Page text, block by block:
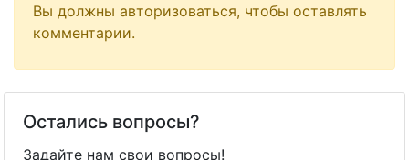
Вы должны авторизоваться, чтобы оставлять
комментарии.
Остались вопросы?
Задайте нам свои вопросы!